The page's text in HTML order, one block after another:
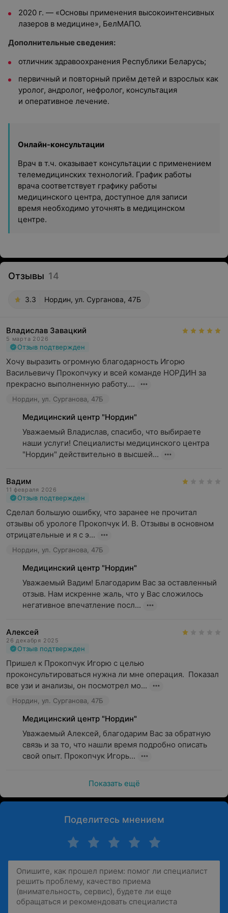
2020 г. — «Основы применения высокоинтенсивных
лазеров в медицине», БелМАПО.
Дополнительные сведения:
отличник здравоохранения Республики Беларусь;
первичный и повторный приём детей и взрослых как
уролог, андролог, нефролог, консультация
и оперативное лечение.
Онлайн-консультации
Врач в т.ч. оказывает консультации с применением
телемедицинских технологий. График работы
врача соответствует графику работы
медицинского центра, доступное для записи
время необходимо уточнять в медицинском
центре.
Отзывы 14
3.3 Нордин, ул. Сурганова, 47Б
Владислав Завацкий
5 марта 2026
Отзыв подтвержден
Хочу выразить огромную благодарность Игорю
Васильевичу Прокопчуку и всей команде НОРДИН за
прекрасно выполненную работу....
Нордин, ул. Сурганова, 47Б
Медицинский центр "Нордин"
Уважаемый Владислав, спасибо, что выбираете
наши услуги! Специалисты медицинского центра
"Нордин" действительно в высшей...
Вадим
11 февраля 2026
Отзыв подтвержден
Сделал большую ошибку, что заранее не прочитал
отзывы об урологе Прокопчук И. В. Отзывы в основном
отрицательные и я с э...
Нордин, ул. Сурганова, 47Б
Медицинский центр "Нордин"
Уважаемый Вадим! Благодарим Вас за оставленный
отзыв. Нам искренне жаль, что у Вас сложилось
негативное впечатление посл...
Алексей
26 декабря 2025
Отзыв подтвержден
Пришел к Прокопчук Игорю с целью
проконсультироваться нужна ли мне операция.  Показал
все узи и анализы, он посмотрел мо...
Нордин, ул. Сурганова, 47Б
Медицинский центр "Нордин"
Уважаемый Алексей, благодарим Вас за обратную
связь и за то, что нашли время подробно описать
свой опыт. Прокопчук Игорь...
Показать ещё
Поделитесь мнением